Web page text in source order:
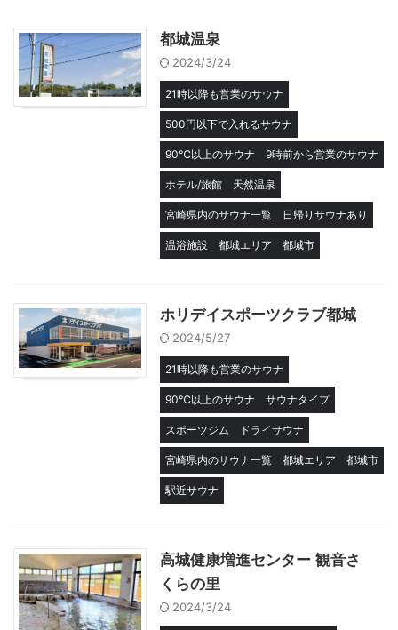
都城温泉
2024/3/24
21時以降も営業のサウナ
500円以下で入れるサウナ
90℃以上のサウナ 9時前から営業のサウナ
ホテル/旅館 天然温泉
宮崎県内のサウナ一覧 日帰りサウナあり
温浴施設 都城エリア 都城市
ホリデイスポーツクラブ都城
2024/5/27
21時以降も営業のサウナ
90℃以上のサウナ サウナタイプ
スポーツジム ドライサウナ
宮崎県内のサウナ一覧 都城エリア 都城市
駅近サウナ
高城健康増進センター 観音さ
くらの里
2024/3/24